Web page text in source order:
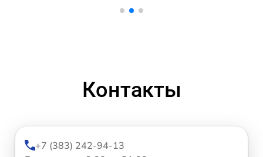
Контакты
+7 (383) 242-94-13